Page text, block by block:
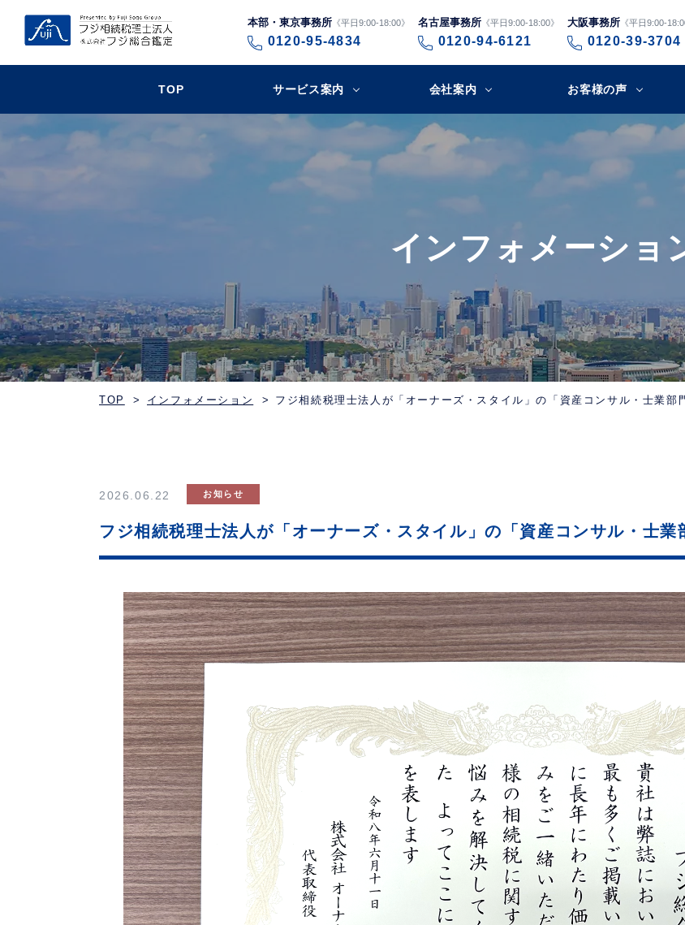
本部・東京事務所《平日9:00-18:00》
0120-95-4834
名古屋事務所《平日9:00-18:00》
0120-94-6121
大阪事務所《平日9:00-
0120-39-3704
TOP サービス案内 会社案内 お客様の声
インフォメーショ
TOP インフォメーション フジ相続税理士法人が「オーナーズ・スタイル」の「資産コンサル・士業部
2026.06.22 お知らせ
フジ相続税理士法人が「オーナーズ・スタイル」の「資産コンサル・士業